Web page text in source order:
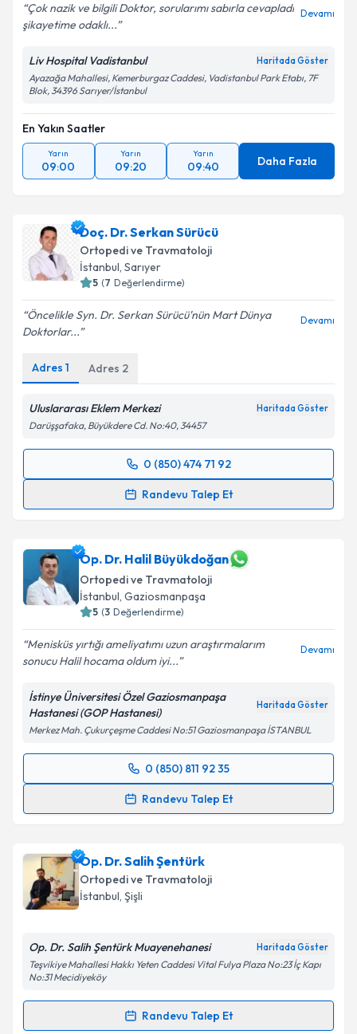
Çok nazik ve bilgili Doktor, sorularımı sabırla cevapladı
şikayetime odaklı...
Devamı
Liv Hospital Vadistanbul Haritada Göster
Ayazağa Mahallesi, Kemerburgaz Caddesi, Vadistanbul Park Etabı, 7F
Blok, 34396 Sarıyer/İstanbul
En Yakın Saatler
Yarın
09:00
Yarın
09:20
Yarın
09:40 Daha Fazla
Doç. Dr. Serkan Sürücü
Ortopedi ve Travmatoloji
İstanbul, Sarıyer
5 (7 Değerlendirme)
Öncelikle Syn. Dr. Serkan Sürücü'nün Mart Dünya
Doktorlar...
Devamı
Adres 1 Adres 2
Uluslararası Eklem Merkezi Haritada Göster
Darüşşafaka, Büyükdere Cd. No:40, 34457
0 (850) 474 71 92
Randevu Talep Et
Randevu Takvimi Talebi
takvim hazırlandığında e-posta ile bilgilendireceğiz.
E-posta Adresiniz
Kişisel verilerimin işlenmesine ilişkin
kapsamda işlenmesini kabul ediyorum.
Op. Dr. Halil Büyükdoğan
Ortopedi ve Travmatoloji
İstanbul, Gaziosmanpaşa
5 (3 Değerlendirme)
Menisküs yırtığı ameliyatımı uzun araştırmalarım
sonucu Halil hocama oldum iyi...
Devamı
İstinye Üniversitesi Özel Gaziosmanpaşa
Hastanesi (GOP Hastanesi)
Haritada Göster
Merkez Mah. Çukurçeşme Caddesi No:51 Gaziosmanpaşa İSTANBUL
0 (850) 811 92 35
Randevu Talep Et
Randevu Takvimi Talebi
takvim hazırlandığında e-posta ile bilgilendireceğiz.
E-posta Adresiniz
Kişisel verilerimin işlenmesine ilişkinAydınlatma
Metni
kapsamda işlenmesini kabul ediyorum.
Op. Dr. Salih Şentürk
Ortopedi ve Travmatoloji
İstanbul, Şişli
Op. Dr. Salih Şentürk Muayenehanesi Haritada Göster
Teşvikiye Mahallesi Hakkı Yeten Caddesi Vital Fulya Plaza No:23 İç Kapı
No:31 Mecidiyeköy
Randevu Talep Et
Randevu Takvimi Talebi